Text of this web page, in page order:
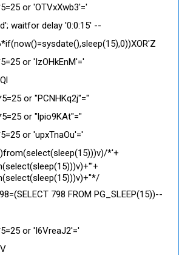
or 'OTVxXwb3'='
waitfor delay '0:0:15' --
or 'IzOHkEnM'='
or "PCNHKq2j"="
or "lpio9KAt"="
or 'upxTnaOu'='
*'+
798 FROM PG_SLEEP(15))--
or 'I6VreaJ2'='